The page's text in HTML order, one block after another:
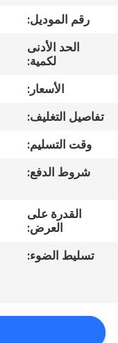
مراقبة
اتصل
أخبار
الحالات
اطلب
أسعار
رقم الموديل:
الحد الأدنى
لكمية:
الأسعار:
تفاصيل التغليف:
وقت التسليم:
شروط الدفع:
القدرة على
العرض:
تسليط الضوء: